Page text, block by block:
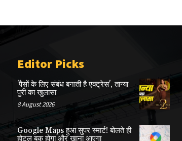
Editor Picks
'पैसों के लिए संबंध बनाती है एक्ट्रेस', तान्या
पुरी का खुलासा
8 August 2026
Google Maps हुआ सुपर स्मार्ट! बोलते ही
होटल बुक होगा और खाना आएगा